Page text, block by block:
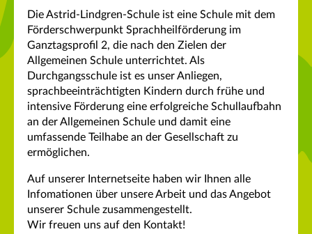
Die Astrid-Lindgren-Schule ist eine Schule mit dem
Förderschwerpunkt Sprachheilförderung im
Ganztagsprofil 2, die nach den Zielen der
Allgemeinen Schule unterrichtet. Als
Durchgangsschule ist es unser Anliegen,
sprachbeeinträchtigten Kindern durch frühe und
intensive Förderung eine erfolgreiche Schullaufbahn
an der Allgemeinen Schule und damit eine
umfassende Teilhabe an der Gesellschaft zu
ermöglichen.
Auf unserer Internetseite haben wir Ihnen alle
Infomationen über unsere Arbeit und das Angebot
unserer Schule zusammengestellt.
Wir freuen uns auf den Kontakt!